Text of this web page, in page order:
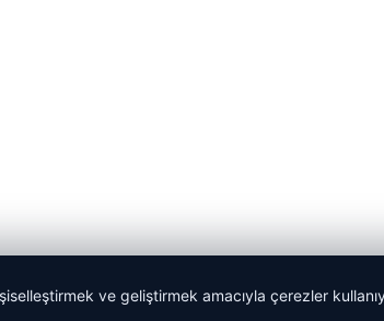
ve geliştirmek amacıyla çerezler